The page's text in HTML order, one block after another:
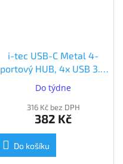
i-tec USB-C Metal 4-
portový HUB, 4x USB 3.0
Do týdne
316 Kč bez DPH
382 Kč
Do košíku